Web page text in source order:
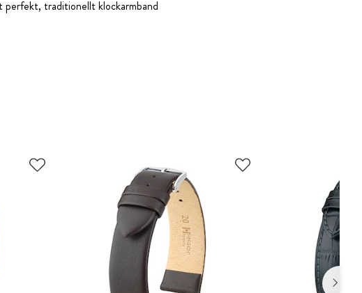
perfekt, traditionellt klockarmband